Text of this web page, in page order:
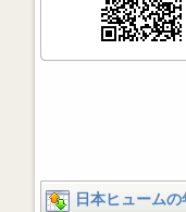
日本ヒューム